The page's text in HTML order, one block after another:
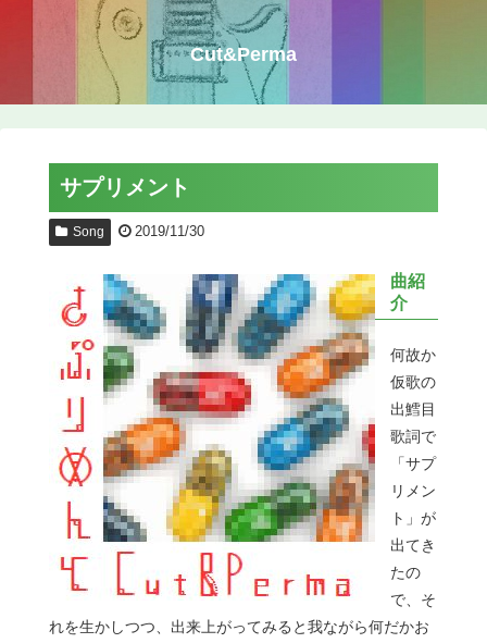
Cut&Perma
サプリメント
Song 2019/11/30
曲紹
介
何故か
仮歌の
出鱈目
歌詞で
「サプ
リメン
ト」が
出てき
たの
で、そ
れを生かしつつ、出来上がってみると我ながら何だかお